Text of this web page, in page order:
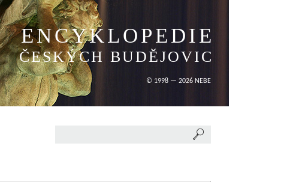
ENCYKLOPEDIE
ČESKÝCH BUDĚJOVIC
© 1998 — 2026 NEBE